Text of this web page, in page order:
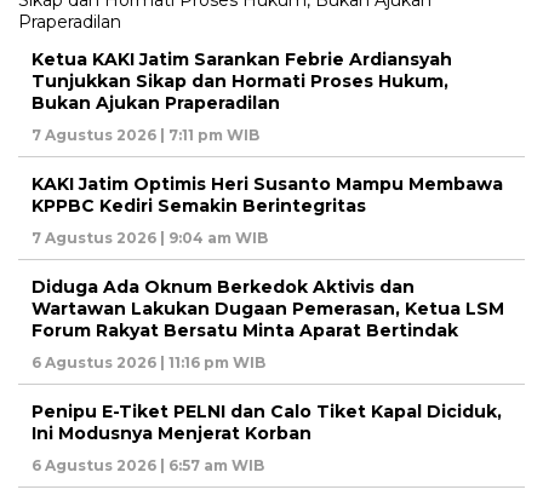
Ketua KAKI Jatim Sarankan Febrie Ardiansyah
Tunjukkan Sikap dan Hormati Proses Hukum,
Bukan Ajukan Praperadilan
7 Agustus 2026 | 7:11 pm WIB
KAKI Jatim Optimis Heri Susanto Mampu Membawa
KPPBC Kediri Semakin Berintegritas
7 Agustus 2026 | 9:04 am WIB
Diduga Ada Oknum Berkedok Aktivis dan
Wartawan Lakukan Dugaan Pemerasan, Ketua LSM
Forum Rakyat Bersatu Minta Aparat Bertindak
6 Agustus 2026 | 11:16 pm WIB
Penipu E-Tiket PELNI dan Calo Tiket Kapal Diciduk,
Ini Modusnya Menjerat Korban
6 Agustus 2026 | 6:57 am WIB